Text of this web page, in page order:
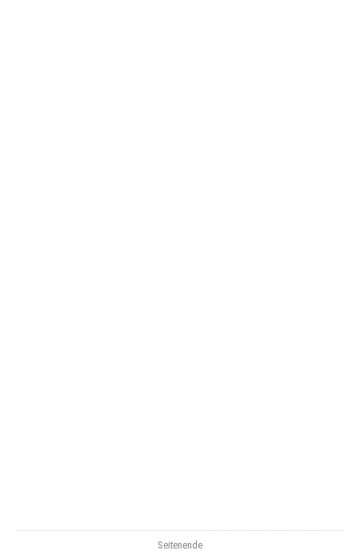
Seitenende